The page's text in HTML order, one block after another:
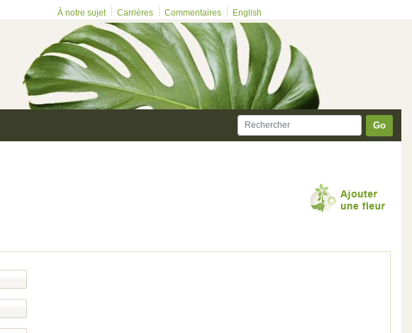
À notre sujet Carrières Commentaires English
Go